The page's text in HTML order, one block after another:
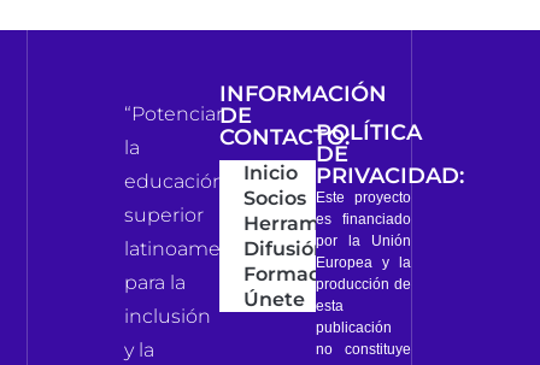
“Potenciar
la
educación
superior
latinoamericana
para la
inclusión
y la
INFORMACIÓN
DE
CONTACTO:
Inicio
Socios
Herramientas
Difusión
Formación
Únete
POLÍTICA
DE
PRIVACIDAD:
Este proyecto
es financiado
por la Unión
Europea y la
producción de
esta
publicación
no constituye